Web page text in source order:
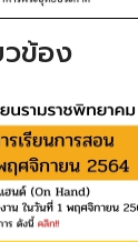
ข้อง